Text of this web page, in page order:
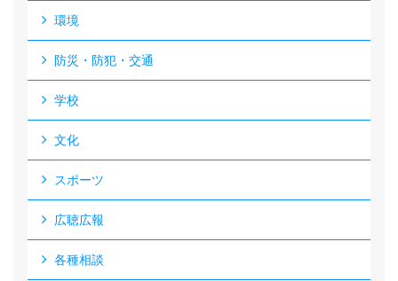
環境
防災・防犯・交通
学校
文化
スポーツ
広聴広報
各種相談